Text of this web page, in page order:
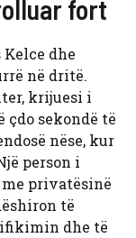
fort
dhe
në dritë.
krijuesi i
çdo sekondë të
nëse, kur
person i
me privatësinë
të
dhe të